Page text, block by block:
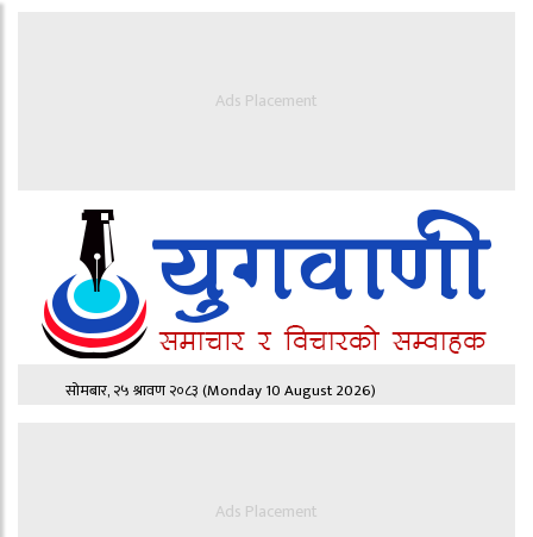
Ads Placement
सोमबार, २५ श्रावण २०८३(Monday 10 August 2026)
Ads Placement